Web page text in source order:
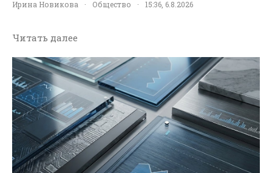
Ирина Новикова · Общество · 15:36, 6.8.2026
Читать далее